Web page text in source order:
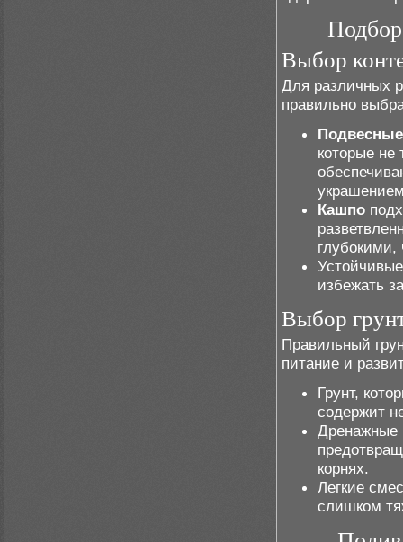
Выбор
Для различных
правильно
которые не
Кашпо
глубокими,
избежать
Выбор
Правильный
питание и
Грунт,
содержит
Дренажные
корнях.
Легкие
слишком